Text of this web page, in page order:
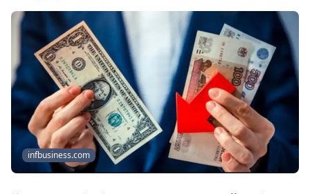
infbusiness.com